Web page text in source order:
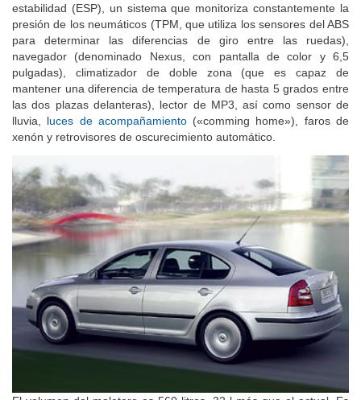
estabilidad (ESP), un sistema que monitoriza constantemente la
presión de los neumáticos (TPM, que utiliza los sensores del ABS
para determinar las diferencias de giro entre las ruedas),
navegador (denominado Nexus, con pantalla de color y 6,5
pulgadas), climatizador de doble zona (que es capaz de
mantener una diferencia de temperatura de hasta 5 grados entre
las dos plazas delanteras), lector de MP3, así como sensor de
lluvia, luces de acompañamiento(«comming home»), faros de
xenón y retrovisores de oscurecimiento automático.